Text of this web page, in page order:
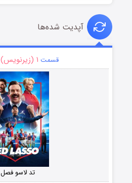
آپدیت شده‌ها
قسمت ۱ (زیرنویس)
تد لاسو فصل ۴